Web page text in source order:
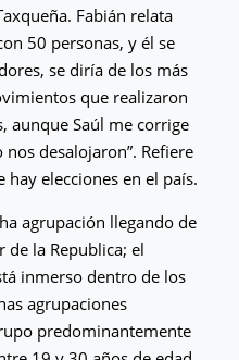
Fabián relata
50 personas, y él se
se diría de los más
que realizaron
aunque Saúl me corrige
desalojaron”. Refiere
hay elecciones en el país.
agrupación llegando de
la Republica; el
inmerso dentro de los
agrupaciones
predominantemente